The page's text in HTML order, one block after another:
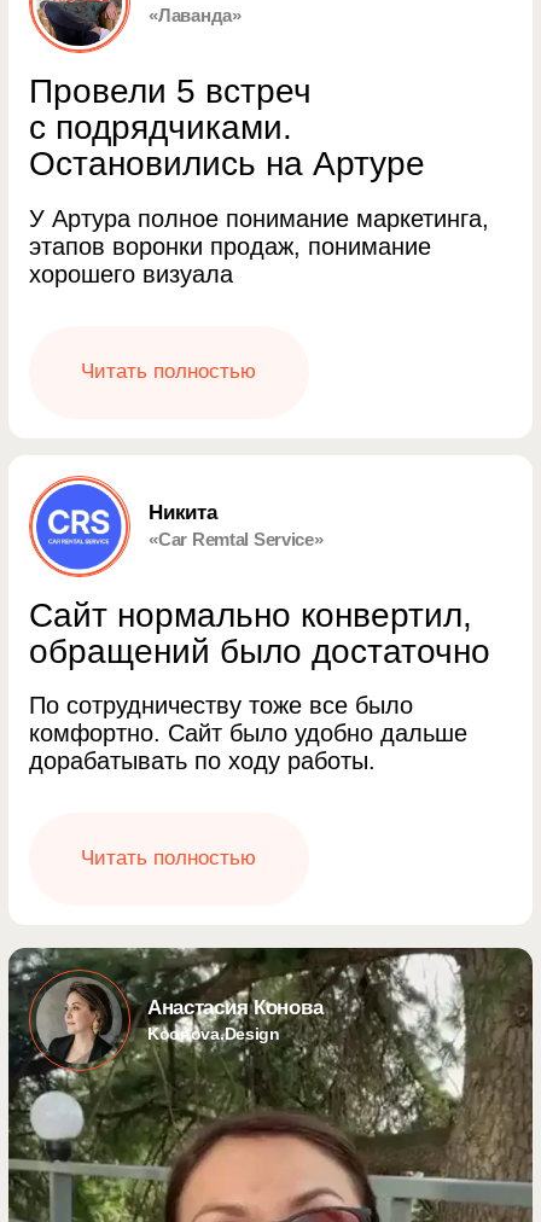
Всё чётко, очень быстро,
очень структурно
Супер клиенториетирован.
Не безраличен к проекту
Владимир Силаев
Предприниматель
Cайт нормально конвертил,
обращений было достаточно
По сотрудничеству тоже все было
комфортно. Сайт было удобно дальше
дорабатывать по ходу работы.